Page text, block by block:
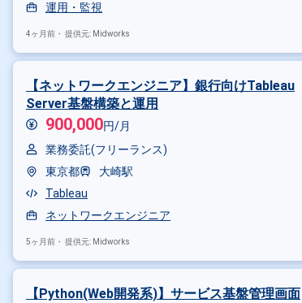
運用・監視
4ヶ月前・ 提供元: Midworks
【ネットワークエンジニア】銀行向けTableau
Server基盤構築と運用
900,000円/月
業務委託(フリーランス)
東京都
大崎駅
Tableau
ネットワークエンジニア
5ヶ月前・ 提供元: Midworks
【Python(Web開発系)】サービス基盤管理画面